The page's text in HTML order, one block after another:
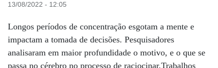
13/08/2022 - 12:05
Longos períodos de concentração esgotam a mente e
impactam a tomada de decisões. Pesquisadores
analisaram em maior profundidade o motivo, e o que se
passa no cérebro no processo de raciocinar.Trabalhos